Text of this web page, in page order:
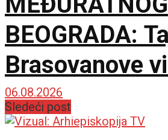
BEOGRADA:
Brasovanove
ponovo sija
sjajem
06.08.2026
Sledeći post